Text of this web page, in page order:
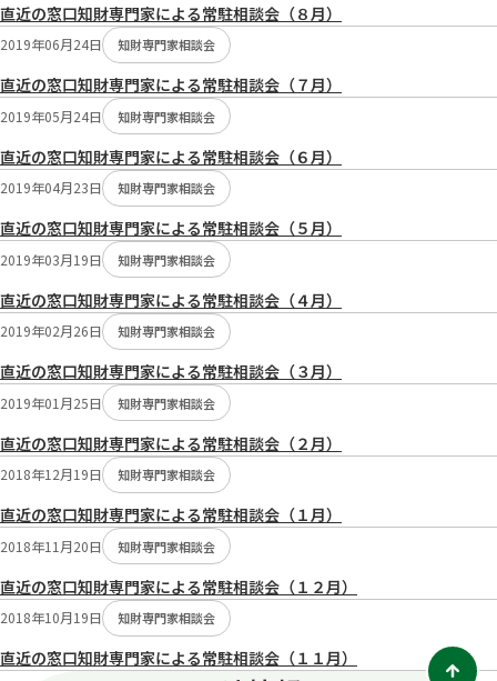
直近の窓口知財専門家による常駐相談会（８月）
2019年06月24日 知財専門家相談会
直近の窓口知財専門家による常駐相談会（７月）
2019年05月24日 知財専門家相談会
直近の窓口知財専門家による常駐相談会（６月）
2019年04月23日 知財専門家相談会
直近の窓口知財専門家による常駐相談会（５月）
2019年03月19日 知財専門家相談会
直近の窓口知財専門家による常駐相談会（４月）
2019年02月26日 知財専門家相談会
直近の窓口知財専門家による常駐相談会（３月）
2019年01月25日 知財専門家相談会
直近の窓口知財専門家による常駐相談会（２月）
2018年12月19日 知財専門家相談会
直近の窓口知財専門家による常駐相談会（１月）
2018年11月20日 知財専門家相談会
直近の窓口知財専門家による常駐相談会（１２月）
2018年10月19日 知財専門家相談会
直近の窓口知財専門家による常駐相談会（１１月）